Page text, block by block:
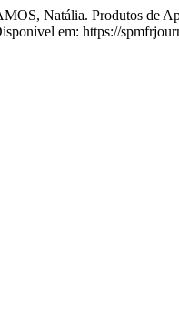
Natália. Produtos de
em: https://